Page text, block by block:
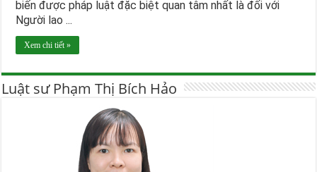
biến được pháp luật đặc biệt quan tâm nhất là đối với
Người lao ...
Xem chi tiết »
Luật sư Phạm Thị Bích Hảo